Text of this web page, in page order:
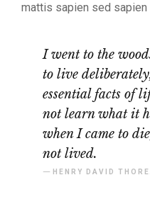
mattis sapien sed sapien
I went to the
to live
essential facts of
not learn what it
when I came to
not lived.
HENRY DAVID